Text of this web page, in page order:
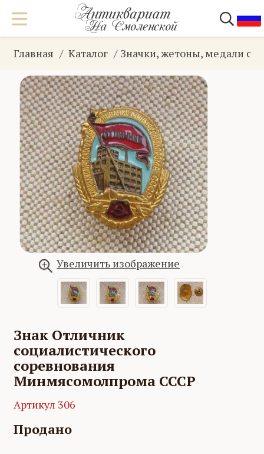
Главная Каталог Значки, жетоны, медали
Увеличить изображение
Знак Отличник
социалистического
соревнования
Минмясомолпрома СССР
Артикул 306
Продано